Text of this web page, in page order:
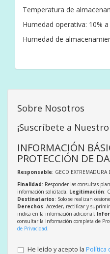
Temperatura de
Humedad operativa: 10% a
Humedad de
Sobre Nosotros
¡Suscríbete a
INFORMACIÓN
PROTECCIÓN DE
Responsable: GECD EXTREMADURA
Finalidad: Responder las consultas
información solicitada; Legitimación:
Destinatarios: Solo se realizan
Derechos: Acceder, rectificar y
indica en la información adicional;
consultar la información completa de
de Privacidad
He leído y acepto la Política